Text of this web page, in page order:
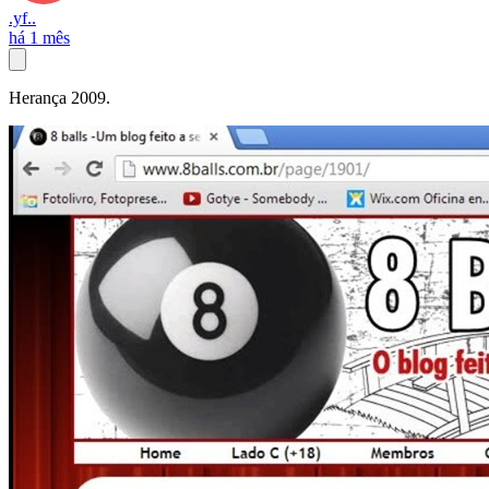
.yf..
há 1 mês
Herança 2009.